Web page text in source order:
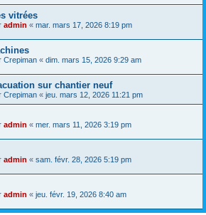
vitrées
admin « mar. mars 17, 2026 8:19 pm
Crepiman « dim. mars 15, 2026 9:29 am
sur chantier neuf
Crepiman « jeu. mars 12, 2026 11:21 pm
admin « mer. mars 11, 2026 3:19 pm
admin « sam. févr. 28, 2026 5:19 pm
admin « jeu. févr. 19, 2026 8:40 am